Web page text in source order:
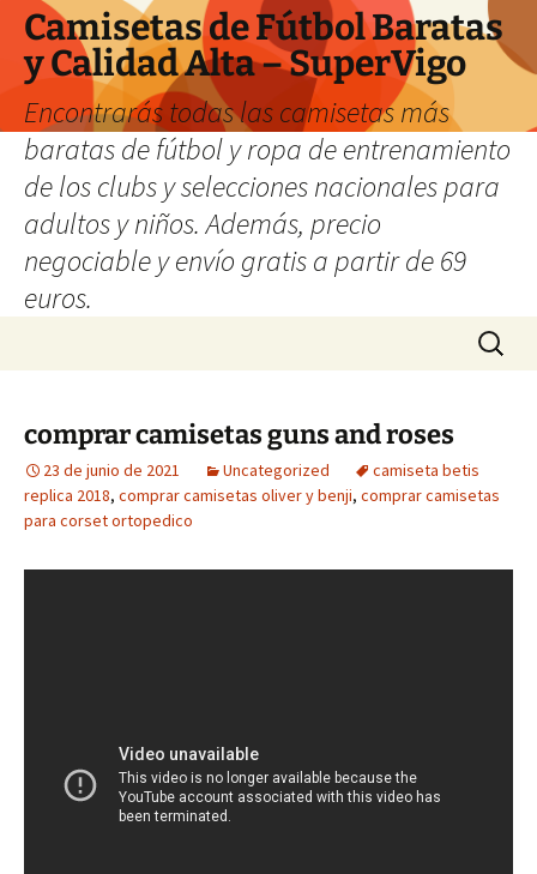
Camisetas de Fútbol Baratas
y Calidad Alta – SuperVigo
Encontrarás todas las camisetas más
baratas de fútbol y ropa de entrenamiento
de los clubs y selecciones nacionales para
adultos y niños. Además, precio
negociable y envío gratis a partir de 69
euros.
Buscar:
comprar camisetas guns and roses
23 de junio de 2021 Uncategorized
camiseta betis
replica 2018, comprar camisetas oliver y benji, comprar camisetas
para corset ortopedico